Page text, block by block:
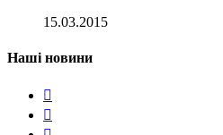
15.03.2015
Наші новини

